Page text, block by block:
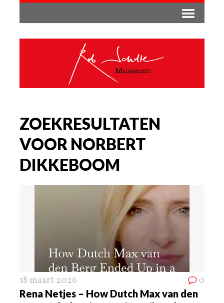
ZOEKRESULTATEN
VOOR NORBERT
DIKKEBOOM
18 maart 2026 0
Rena Netjes – How Dutch Max van den